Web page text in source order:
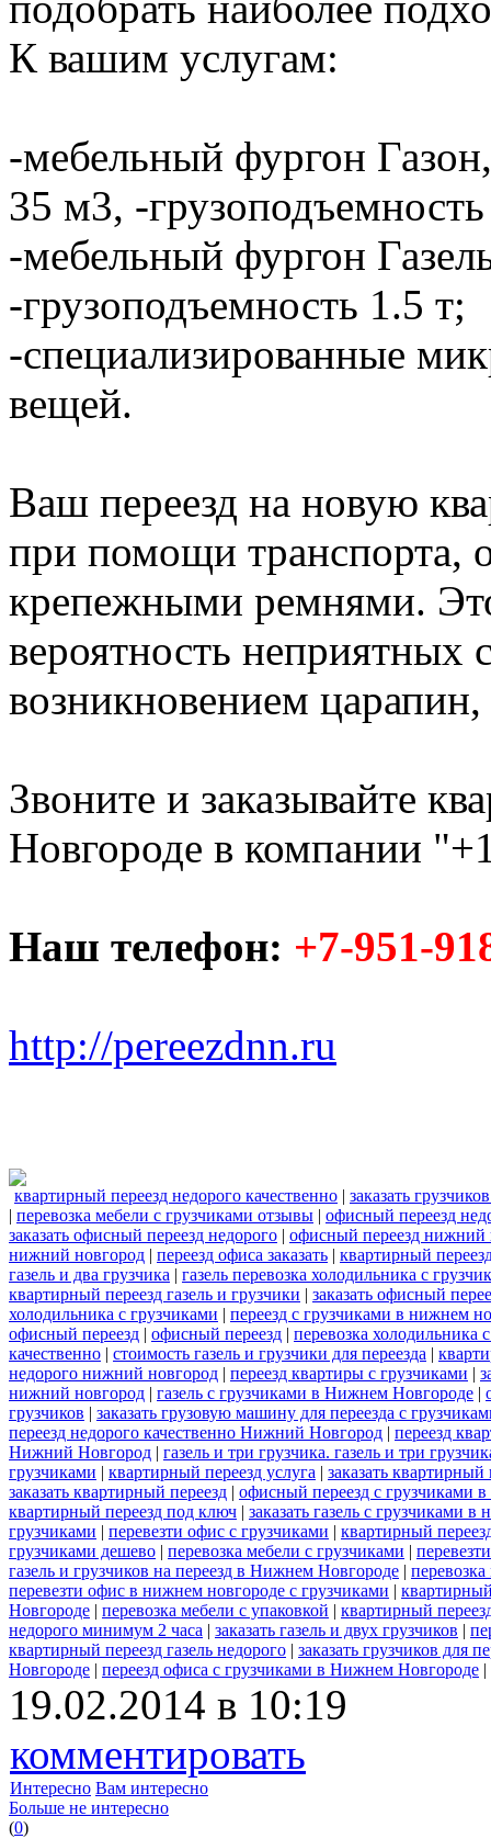
К вашим услугам:
-мебельный фургон
35 м3, -
-мебельный фургон
-грузоподъемность 1.5 т;
-специализированные
вещей.
Ваш переезд на новую
при помощи транспорта,
крепежными ремнями.
вероятность неприятных
возникновением царапин,
Звоните и заказывайте
Новгороде в компании
Наш телефон: +7-951-
http://pereezdnn.ru
квартирный переезд недорого качественно | заказать
| перевозка мебели с грузчиками отзывы | офисный переезд
заказать офисный переезд недорого | офисный переезд нижний
нижний новгород | переезд офиса заказать | квартирный
газель и два грузчика | газель перевозка холодильника с
квартирный переезд газель и грузчики | заказать офисный
холодильника с грузчиками | переезд с грузчиками в нижнем
офисный переезд | офисный переезд | перевозка
качественно | стоимость газель и грузчики для переезда |
недорого нижний новгород | переезд квартиры с грузчиками |
нижний новгород | газель с грузчиками в Нижнем Новгороде |
грузчиков | заказать грузовую машину для переезда с
переезд недорого качественно Нижний Новгород | переезд
Нижний Новгород | газель и три грузчика. газель и три
грузчиками | квартирный переезд услуга | заказать
заказать квартирный переезд | офисный переезд с грузчиками
квартирный переезд под ключ | заказать газель с грузчиками
грузчиками | перевезти офис с грузчиками | квартирный
грузчиками дешево | перевозка мебели с грузчиками |
газель и грузчиков на переезд в Нижнем Новгороде |
перевезти офис в нижнем новгороде с грузчиками |
Новгороде | перевозка мебели с упаковкой | квартирный
недорого минимум 2 часа | заказать газель и двух грузчиков |
квартирный переезд газель недорого | заказать грузчиков для
Новгороде | переезд офиса с грузчиками в Нижнем Новгороде |
19.02.2014 в 10:19
комментировать
Интересно Вам интересно
Больше не интересно
(0)